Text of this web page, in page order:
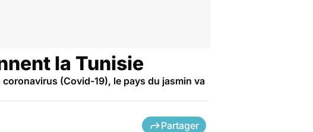
la Tunisie
(Covid-19), le pays du jasmin va
Partager